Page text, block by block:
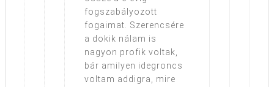
fogszabályozott
fogaimat. Szerencsére
a dokik nálam is
nagyon profik voltak,
bár amilyen idegroncs
voltam addigra, mire